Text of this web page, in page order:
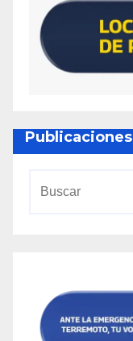
Publicaciones